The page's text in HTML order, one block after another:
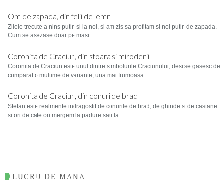
Om de zapada, din felii de lemn
Zilele trecute a nins putin si la noi, si am zis sa profitam si noi putin de zapada.
Cum se asezase doar pe masi...
Coronita de Craciun, din sfoara si mirodenii
Coronita de Craciun este unul dintre simbolurile Craciunului, desi se gasesc de
cumparat o multime de variante, una mai frumoasa ...
Coronita de Craciun, din conuri de brad
Stefan este realmente indragostit de conurile de brad, de ghinde si de castane
si ori de cate ori mergem la padure sau la ...
LUCRU DE MANA